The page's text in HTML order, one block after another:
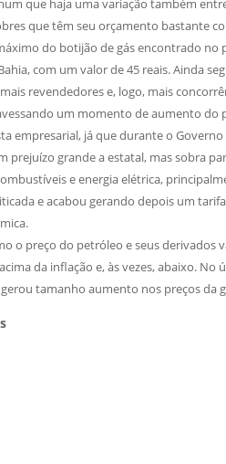
que têm seu orçamento bastante
do botijão de gás encontrado no
com um valor de 45 reais. Ainda
revendedores e, logo, mais
um momento de aumento
empresarial, já que durante o
prejuízo grande a estatal, mas sobra
e energia elétrica,
e acabou gerando depois um
o preço do petróleo e seus derivados
da inflação e, às vezes, abaixo.
tamanho aumento nos preços da